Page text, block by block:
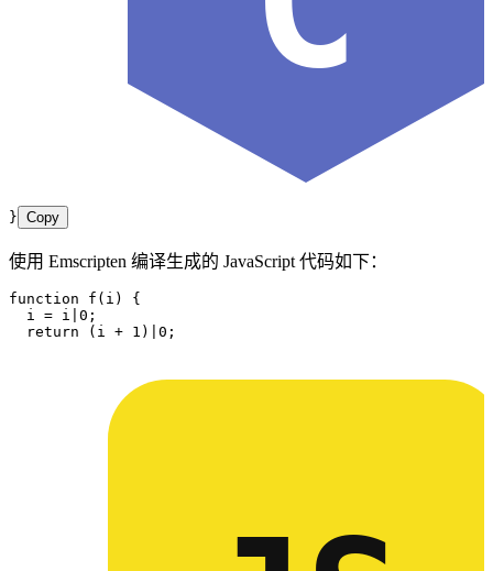
} Copy
使用 Emscripten 编译生成的 JavaScript 代码如下：
function f ( i )
{
  i
= i 0 ;
  return
( i + 1 ) 0 ;